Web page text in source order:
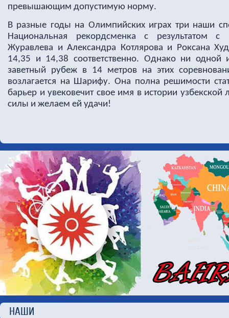
превышающим допустимую норму.
В разные годы на Олимпийских играх три наши
Национальная рекордсменка с результатом с
Журавлева и Александра Котлярова и Роксана
14,35 и 14,38 соответственно. Однако ни одной
заветный рубеж в 14 метров на этих
возлагается на Шарифу. Она полна решимости
барьер и увековечит свое имя в истории
силы и желаем ей удачи!
НАШИ